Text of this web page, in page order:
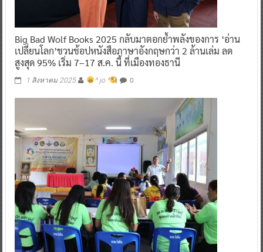
Big Bad Wolf Books 2025 กลับมาตอกย้ำพลังของการ ‘อ่าน
เปลี่ยนโลก’ชวนช้อปหนังสือภาษาอังกฤษกว่า 2 ล้านเล่ม ลด
สูงสุด 95% เริ่ม 7–17 ส.ค. นี้ ที่เมืองทองธานี
1 สิงหาคม 2025 ^ jo ^ 0